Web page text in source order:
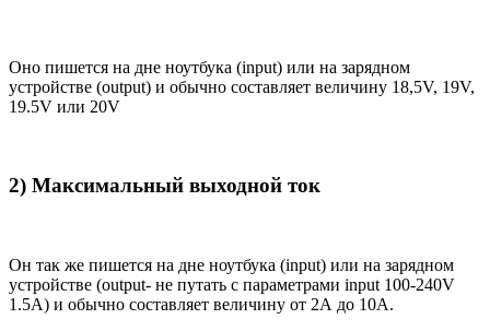
Оно пишется на дне ноутбука (input) или на зарядном
устройстве (output) и обычно составляет величину 18,5V, 19V,
19.5V или 20V
2) Максимальный выходной ток
Он так же пишется на дне ноутбука (input) или на зарядном
устройстве (output- не путать с параметрами input 100-240V
1.5A) и обычно составляет величину от 2А до 10A.